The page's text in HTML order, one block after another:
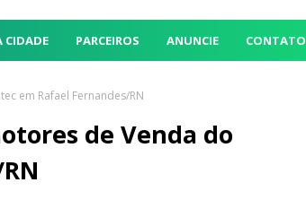
CIDADE PARCEIROS ANUNCIE CONTATO
em Rafael Fernandes/RN
de Venda do